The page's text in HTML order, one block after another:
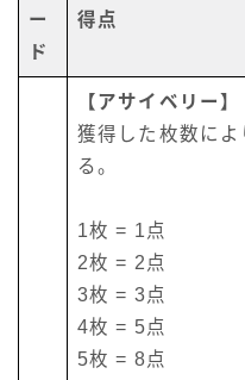
ー
ド
得点
【アサイベリー】
獲得した枚数に
る。
1枚 = 1点
2枚 = 2点
3枚 = 3点
4枚 = 5点
5枚 = 8点